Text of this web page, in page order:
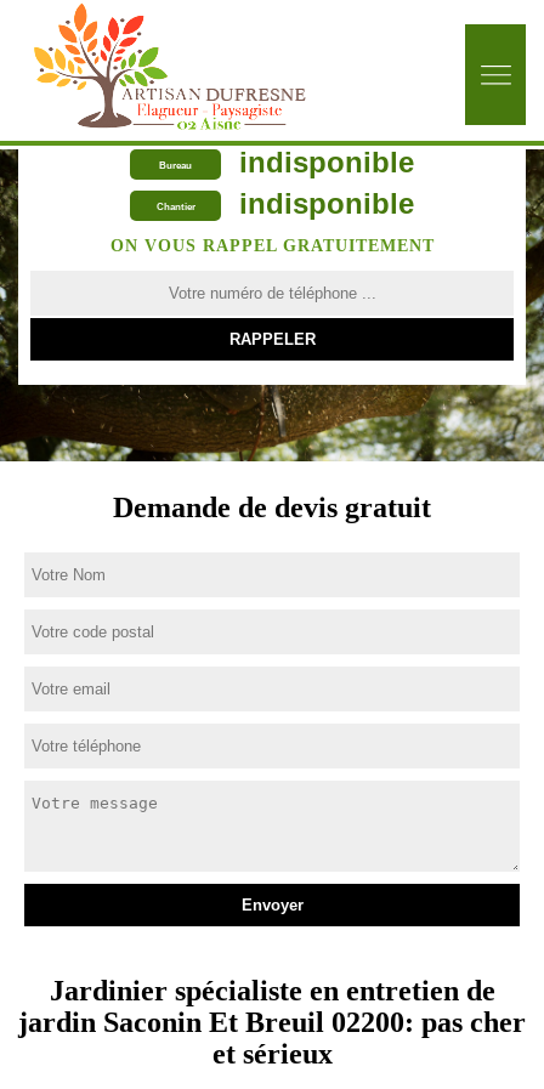
Bureau indisponible
Chantier indisponible
ON VOUS RAPPEL GRATUITEMENT
Demande de devis gratuit
Jardinier spécialiste en entretien de
jardin Saconin Et Breuil 02200: pas cher
et sérieux